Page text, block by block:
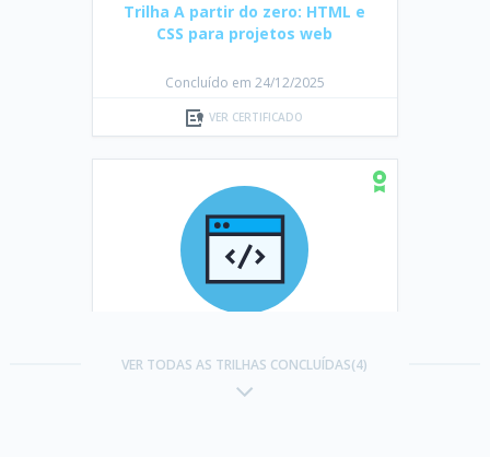
Trilha A partir do zero: HTML e
CSS para projetos web
Concluído em 24/12/2025
VER CERTIFICADO
web
VER TODAS AS TRILHAS CONCLUÍDAS(4)